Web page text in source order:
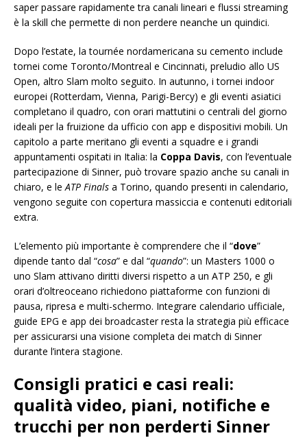
saper passare rapidamente tra canali lineari e flussi streaming
è la skill che permette di non perdere neanche un quindici.
Dopo l’estate, la tournée nordamericana su cemento include
tornei come Toronto/Montreal e Cincinnati, preludio allo US
Open, altro Slam molto seguito. In autunno, i tornei indoor
europei (Rotterdam, Vienna, Parigi-Bercy) e gli eventi asiatici
completano il quadro, con orari mattutini o centrali del giorno
ideali per la fruizione da ufficio con app e dispositivi mobili. Un
capitolo a parte meritano gli eventi a squadre e i grandi
appuntamenti ospitati in Italia: la Coppa Davis, con l’eventuale
partecipazione di Sinner, può trovare spazio anche su canali in
chiaro, e leATP Finals a Torino, quando presenti in calendario,
vengono seguite con copertura massiccia e contenuti editoriali
extra.
L’elemento più importante è comprendere che il “dove”
dipende tanto dal “cosa” e dal “quando”: un Masters 1000 o
uno Slam attivano diritti diversi rispetto a un ATP 250, e gli
orari d’oltreoceano richiedono piattaforme con funzioni di
pausa, ripresa e multi-schermo. Integrare calendario ufficiale,
guide EPG e app dei broadcaster resta la strategia più efficace
per assicurarsi una visione completa dei match di Sinner
durante l’intera stagione.
Consigli pratici e casi reali:
qualità video, piani, notifiche e
trucchi per non perderti Sinner